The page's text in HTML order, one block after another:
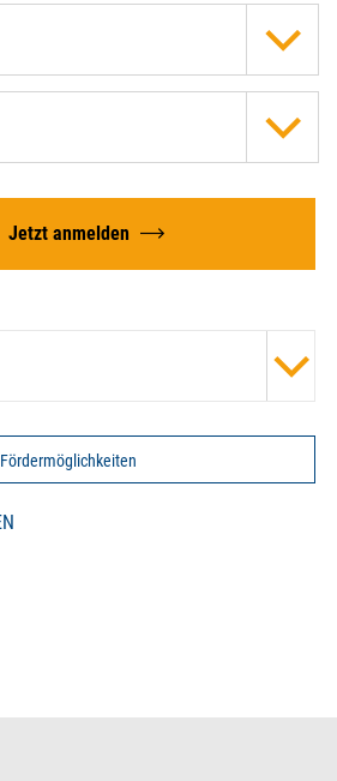
Jetzt anmelden
Fördermöglichkeiten